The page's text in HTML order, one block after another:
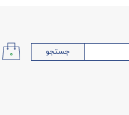
جستجو ۰